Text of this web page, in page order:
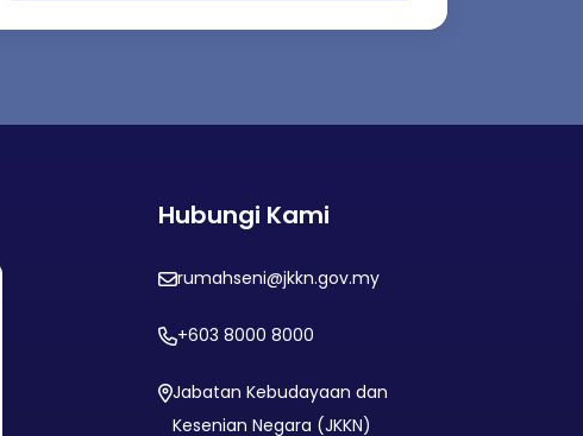
Hubungi Kami
rumahseni@jkkn.gov.my
+603 8000 8000
Jabatan Kebudayaan dan
Kesenian Negara (JKKN)